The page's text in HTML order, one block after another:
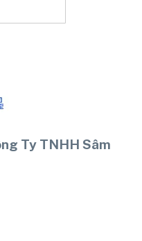
Ty TNHH Sâm